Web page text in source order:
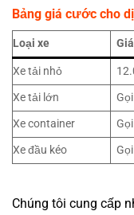
Bảng giá cước cho
Loại xe
Xe tải nhỏ
Xe tải lớn
Xe container
Xe đầu kéo
Chúng tôi cung cấp